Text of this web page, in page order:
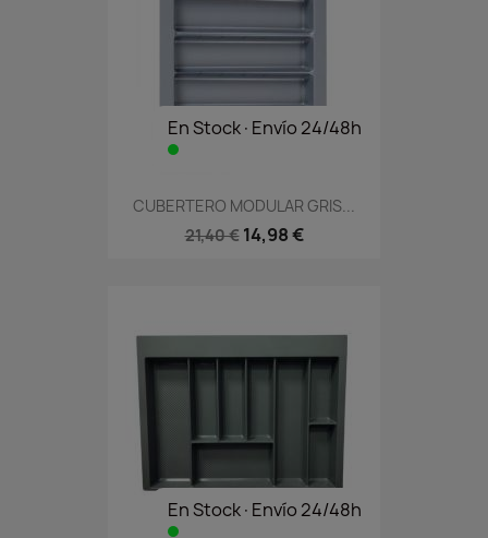
En Stock·Envío 24/48h
CUBERTERO MODULAR GRIS...
21,40 € 14,98 €
En Stock·Envío 24/48h